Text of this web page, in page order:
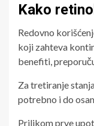
Kako
Redovno
koji zahteva
benefiti,
Za tretiranje
potrebno i do
Prilikom prve